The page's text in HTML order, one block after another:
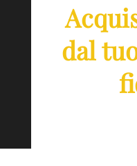
dal